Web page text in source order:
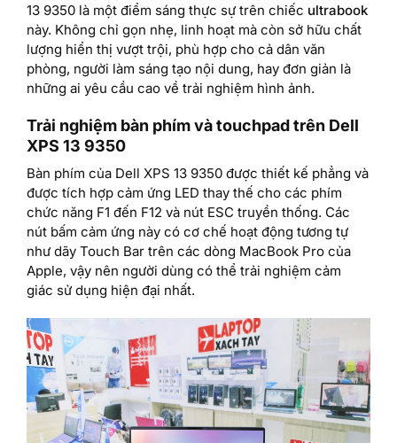
13 9350 là một điểm sáng thực sự trên chiếc ultrabook
này. Không chỉ gọn nhẹ, linh hoạt mà còn sở hữu chất
lượng hiển thị vượt trội, phù hợp cho cả dân văn
phòng, người làm sáng tạo nội dung, hay đơn giản là
những ai yêu cầu cao về trải nghiệm hình ảnh.
Trải nghiệm bàn phím và touchpad trên Dell
XPS 13 9350
Bàn phím của Dell XPS 13 9350 được thiết kế phẳng và
được tích hợp cảm ứng LED thay thế cho các phím
chức năng F1 đến F12 và nút ESC truyền thống. Các
nút bấm cảm ứng này có cơ chế hoạt động tương tự
như dãy Touch Bar trên các dòng MacBook Pro của
Apple, vậy nên người dùng có thể trải nghiệm cảm
giác sử dụng hiện đại nhất.